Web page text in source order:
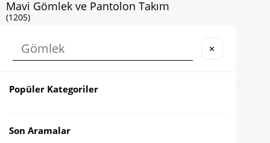
Mavi Gömlek ve Pantolon Takım
(1205)
Kapıda Nakit veya Kart ile Ödeme İmkanı
Karşılaştır
✕
Popüler Kategoriler
Son Aramalar